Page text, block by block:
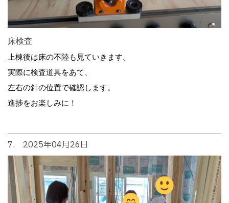
床検査
上棟後は床の不陸も見ていきます。
実際に検査道具をあて、
左右の針の位置で確認します。
進捗をお楽しみに！
7. 2025年04月26日